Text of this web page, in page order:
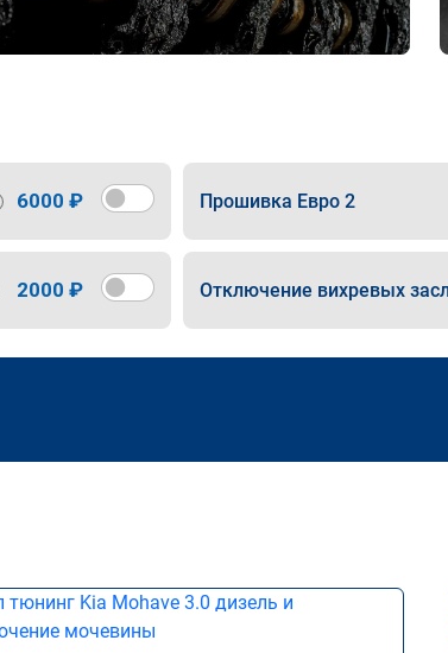
6000 ₽ Прошивка Евро 2
2000 ₽ Отключение вихревых